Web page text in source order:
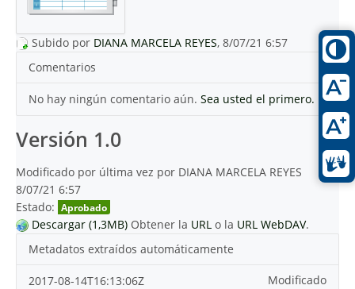
Subido por DIANA MARCELA REYES, 8/07/21 6:57
Comentarios
No hay ningún comentario aún. Sea usted el primero.
Versión 1.0
Modificado por última vez por DIANA MARCELA REYES
8/07/21 6:57
Estado: Aprobado
Descargar (1,3MB) Obtener la URL o la URL WebDAV.
Metadatos extraídos automáticamente
Modificado
2017-08-14T16:13:06Z